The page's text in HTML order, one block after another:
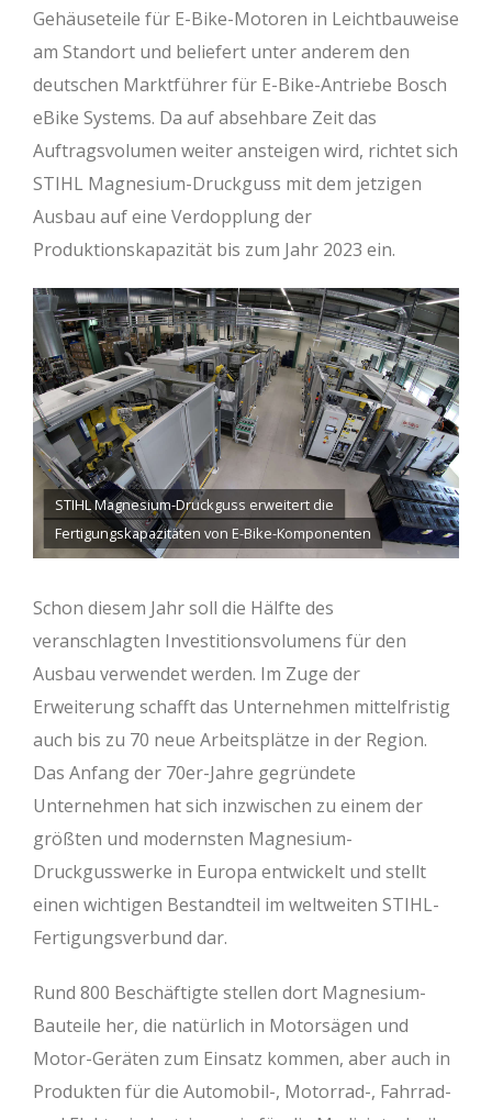
Gehäuseteile für E-Bike-Motoren in Leichtbauweise
am Standort und beliefert unter anderem den
deutschen Marktführer für E-Bike-Antriebe Bosch
eBike Systems. Da auf absehbare Zeit das
Auftragsvolumen weiter ansteigen wird, richtet sich
STIHL Magnesium-Druckguss mit dem jetzigen
Ausbau auf eine Verdopplung der
Produktionskapazität bis zum Jahr 2023 ein.
STIHL Magnesium-Druckguss erweitert die
Fertigungskapazitäten von E-Bike-Komponenten
Schon diesem Jahr soll die Hälfte des
veranschlagten Investitionsvolumens für den
Ausbau verwendet werden. Im Zuge der
Erweiterung schafft das Unternehmen mittelfristig
auch bis zu 70 neue Arbeitsplätze in der Region.
Das Anfang der 70er-Jahre gegründete
Unternehmen hat sich inzwischen zu einem der
größten und modernsten Magnesium-
Druckgusswerke in Europa entwickelt und stellt
einen wichtigen Bestandteil im weltweiten STIHL-
Fertigungsverbund dar.
Rund 800 Beschäftigte stellen dort Magnesium-
Bauteile her, die natürlich in Motorsägen und
Motor-Geräten zum Einsatz kommen, aber auch in
Produkten für die Automobil-, Motorrad-, Fahrrad-